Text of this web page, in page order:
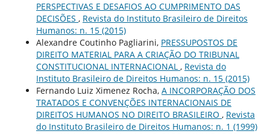
PERSPECTIVAS E DESAFIOS AO CUMPRIMENTO DAS
DECISÕES , Revista do Instituto Brasileiro de Direitos
Humanos: n. 15 (2015)
Alexandre Coutinho Pagliarini, PRESSUPOSTOS DE
DIREITO MATERIAL PARA A CRIAÇÃO DO TRIBUNAL
CONSTITUCIONAL INTERNACIONAL , Revista do
Instituto Brasileiro de Direitos Humanos: n. 15 (2015)
Fernando Luiz Ximenez Rocha, A INCORPORAÇÃO DOS
TRATADOS E CONVENÇÕES INTERNACIONAIS DE
DIREITOS HUMANOS NO DIREITO BRASILEIRO , Revista
do Instituto Brasileiro de Direitos Humanos: n. 1 (1999)